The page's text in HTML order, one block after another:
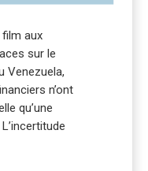
aux
sur le
Venezuela,
n’ont
qu’une